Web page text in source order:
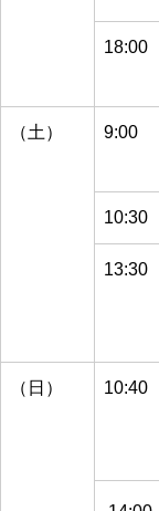
18:00
（土） 9:00
10:30
13:30
（日） 10:40